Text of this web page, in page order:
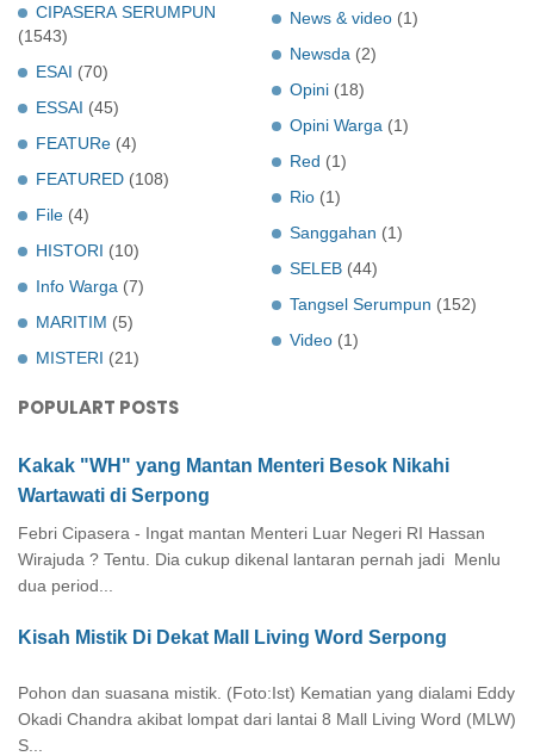
CIPASERA SERUMPUN
(1543)
ESAI (70)
ESSAI (45)
FEATURe (4)
FEATURED (108)
File (4)
HISTORI (10)
Info Warga (7)
MARITIM (5)
MISTERI (21)
News & video (1)
Newsda (2)
Opini (18)
Opini Warga (1)
Red (1)
Rio (1)
Sanggahan (1)
SELEB (44)
Tangsel Serumpun (152)
Video (1)
POPULART POSTS
Kakak "WH" yang Mantan Menteri Besok Nikahi
Wartawati di Serpong
Febri Cipasera - Ingat mantan Menteri Luar Negeri RI Hassan
Wirajuda ? Tentu. Dia cukup dikenal lantaran pernah jadi Menlu
dua period...
Kisah Mistik Di Dekat Mall Living Word Serpong
Pohon dan suasana mistik. (Foto:Ist) Kematian yang dialami Eddy
Okadi Chandra akibat lompat dari lantai 8 Mall Living Word (MLW)
S...